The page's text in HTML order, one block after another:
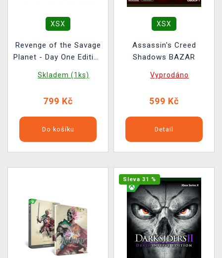
XSX
Revenge of the Savage
Planet - Day One Edition
Skladem (1ks)
799 Kč
Do košíku
XSX
Assassin's Creed
Shadows BAZAR
Vyprodáno
599 Kč
Detail
Sleva 31 %